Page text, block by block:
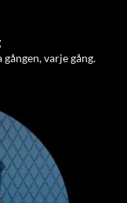
varje gång.